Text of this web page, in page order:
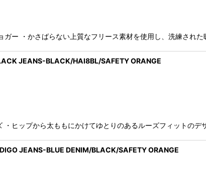
ガー ・かさばらない上質なフリース素材を使用し、洗練され
JEANS-BLACK/HAI8BL/SAFETY ORANGE
・ヒップから太ももにかけてゆとりのあるルーズフィットの
JEANS-BLUE DENIM/BLACK/SAFETY ORANGE